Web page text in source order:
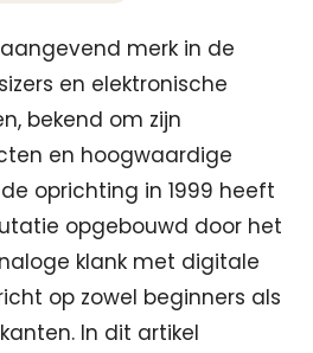
merk in de
en elektronische
bekend om zijn
en hoogwaardige
oprichting in 1999 heeft
opgebouwd door het
klank met digitale
op zowel beginners als
In dit artikel